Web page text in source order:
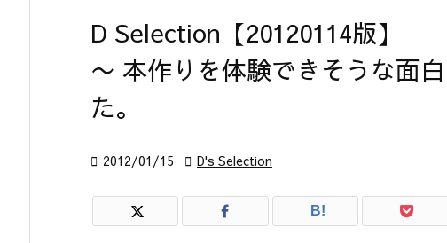
D Selection【20120114版】
〜 本作りを体験できそうな面
た。
 2012/01/15  D's Selection
B!